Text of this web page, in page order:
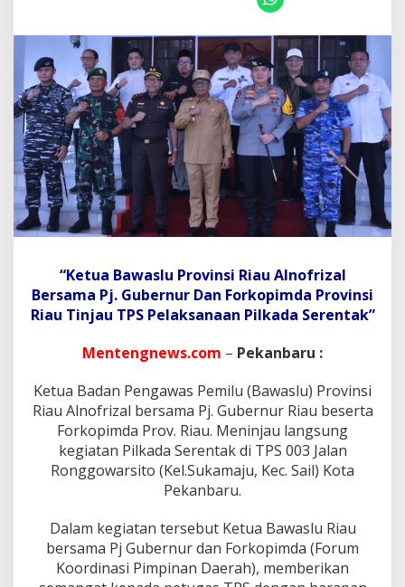
e
n
g
a
w
a
s
P
e
m
i
o
v
i
n
i
i
a
u
A
l
n
r
i
z
“Ketua Bawaslu Provinsi Riau Alnofrizal
Bersama Pj. Gubernur Dan Forkopimda Provinsi
Riau Tinjau TPS Pelaksanaan Pilkada Serentak”
Mentengnews.com – Pekanbaru :
Ketua Badan Pengawas Pemilu (Bawaslu) Provinsi
Riau Alnofrizal bersama Pj. Gubernur Riau beserta
Forkopimda Prov. Riau. Meninjau langsung
kegiatan Pilkada Serentak di TPS 003 Jalan
Ronggowarsito (Kel.Sukamaju, Kec. Sail) Kota
Pekanbaru.
Dalam kegiatan tersebut Ketua Bawaslu Riau
bersama Pj Gubernur dan Forkopimda (Forum
Koordinasi Pimpinan Daerah), memberikan